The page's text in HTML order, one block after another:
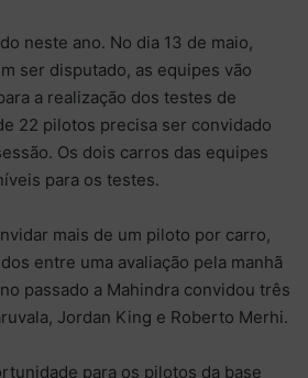
neste ano. No dia 13 de maio,
ser disputado, as equipes vão
a realização dos testes de
22 pilotos precisa ser convidado
Os dois carros das equipes
para os testes.
mais de um piloto por carro,
entre uma avaliação pela manhã
passado a Mahindra convidou três
Jordan King e Roberto Merhi.
para os pilotos da base